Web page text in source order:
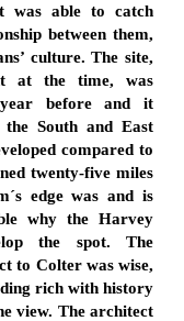
was able to catch
between them,
culture. The site,
at the time, was
before and it
South and East
compared to
twenty-five miles
edge was and is
why the Harvey
the spot. The
to Colter was wise,
rich with history
view. The architect